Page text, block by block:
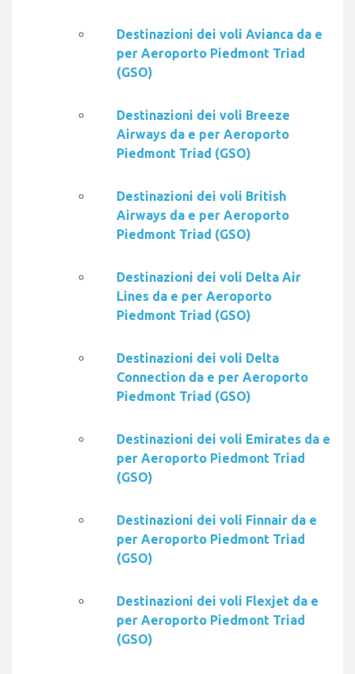
Destinazioni dei voli Avianca da e
per Aeroporto Piedmont Triad
(GSO)
Destinazioni dei voli Breeze
Airways da e per Aeroporto
Piedmont Triad (GSO)
Destinazioni dei voli British
Airways da e per Aeroporto
Piedmont Triad (GSO)
Destinazioni dei voli Delta Air
Lines da e per Aeroporto
Piedmont Triad (GSO)
Destinazioni dei voli Delta
Connection da e per Aeroporto
Piedmont Triad (GSO)
Destinazioni dei voli Emirates da e
per Aeroporto Piedmont Triad
(GSO)
Destinazioni dei voli Finnair da e
per Aeroporto Piedmont Triad
(GSO)
Destinazioni dei voli Flexjet da e
per Aeroporto Piedmont Triad
(GSO)